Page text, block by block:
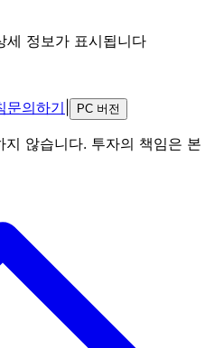
세 정보가 표시됩니다
문의하기 PC 버전
않습니다. 투자의 책임은 본